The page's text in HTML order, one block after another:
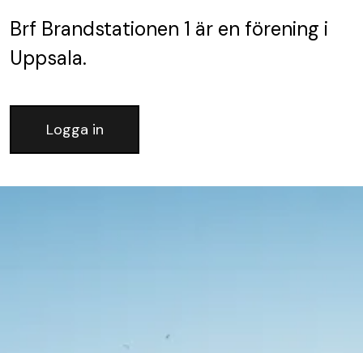
Brf Brandstationen 1 är en förening i
Uppsala.
Logga in